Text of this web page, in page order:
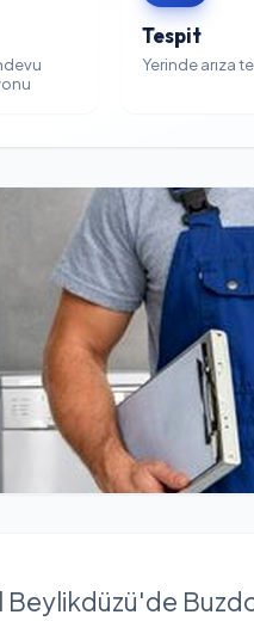
Tespit
Yerinde arıza
Beylikdüzü'de